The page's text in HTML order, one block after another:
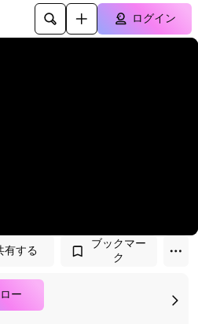
ログイン
有する
ブックマー
ク
ー